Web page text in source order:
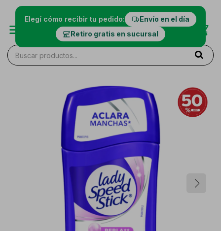
Elegí cómo recibir tu pedido:
Envío en el día
Retiro gratis en sucursal